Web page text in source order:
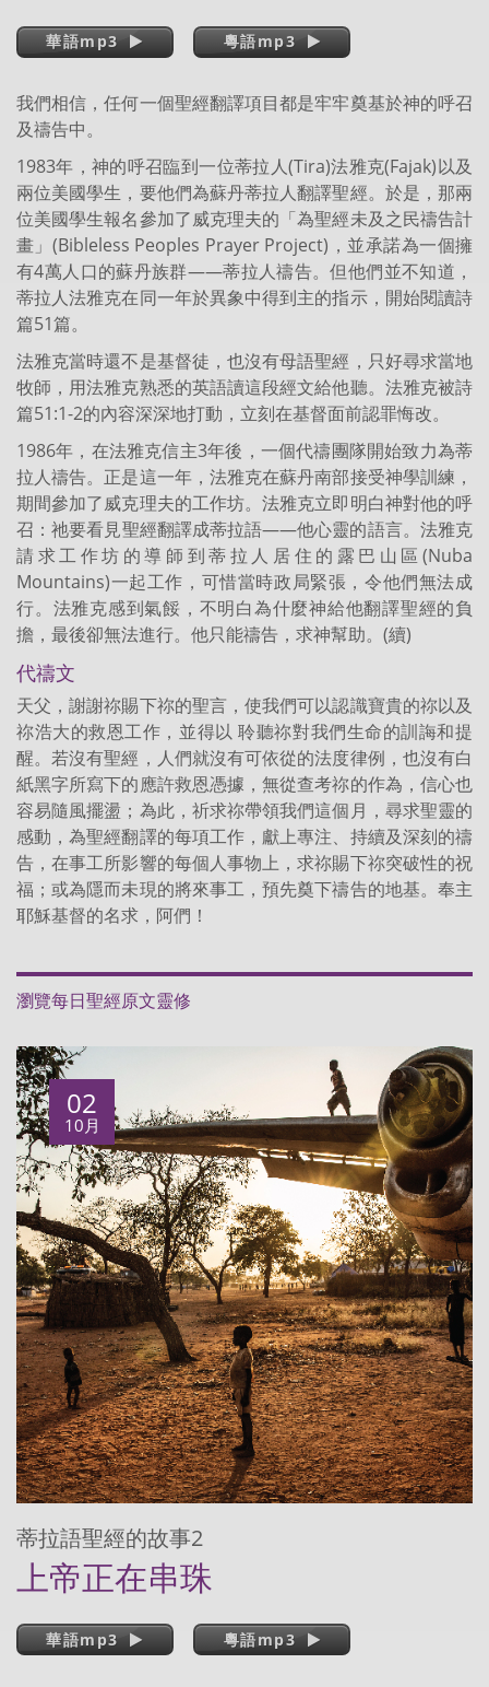
華語mp3 粵語mp3
我們相信，任何一個聖經翻譯項目都是牢牢奠基於神的呼召
及禱告中。
1983年，神的呼召臨到一位蒂拉人(Tira)法雅克(Fajak)以及
兩位美國學生，要他們為蘇丹蒂拉人翻譯聖經。於是，那兩
位美國學生報名參加了威克理夫的「為聖經未及之民禱告計
畫」(Bibleless Peoples Prayer Project)，並承諾為一個擁
有4萬人口的蘇丹族群——蒂拉人禱告。但他們並不知道，
蒂拉人法雅克在同一年於異象中得到主的指示，開始閱讀詩
篇51篇。
法雅克當時還不是基督徒，也沒有母語聖經，只好尋求當地
牧師，用法雅克熟悉的英語讀這段經文給他聽。法雅克被詩
篇51:1-2的內容深深地打動，立刻在基督面前認罪悔改。
1986年，在法雅克信主3年後，一個代禱團隊開始致力為蒂
拉人禱告。正是這一年，法雅克在蘇丹南部接受神學訓練，
期間參加了威克理夫的工作坊。法雅克立即明白神對他的呼
召：祂要看見聖經翻譯成蒂拉語——他心靈的語言。法雅克
請求工作坊的導師到蒂拉人居住的露巴山區(Nuba
Mountains)一起工作，可惜當時政局緊張，令他們無法成
行。法雅克感到氣餒，不明白為什麼神給他翻譯聖經的負
擔，最後卻無法進行。他只能禱告，求神幫助。(續)
代禱文
天父，謝謝祢賜下祢的聖言，使我們可以認識寶貴的祢以及
祢浩大的救恩工作，並得以 聆聽祢對我們生命的訓誨和提
醒。若沒有聖經，人們就沒有可依從的法度律例，也沒有白
紙黑字所寫下的應許救恩憑據，無從查考祢的作為，信心也
容易隨風擺盪；為此，祈求祢帶領我們這個月，尋求聖靈的
感動，為聖經翻譯的每項工作，獻上專注、持續及深刻的禱
告，在事工所影響的每個人事物上，求祢賜下祢突破性的祝
福；或為隱而未現的將來事工，預先奠下禱告的地基。奉主
耶穌基督的名求，阿們！
瀏覽每日聖經原文靈修
蒂拉語聖經的故事2
上帝正在串珠
02
10月
華語mp3 粵語mp3